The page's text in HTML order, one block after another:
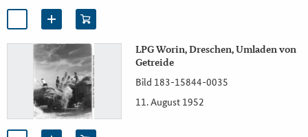
LPG Worin, Dreschen, Umladen von
Getreide
Bild 183-15844-0035
11. August 1952